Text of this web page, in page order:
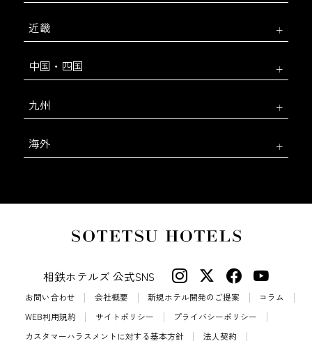
近畿
中国・四国
九州
海外
相鉄ホテルズ 公式SNS
お問い合わせ 会社概要 新規ホテル開発のご提案
コラム
WEB利用規約
サイトポリシー
プライバシーポリシー
カスタマーハラスメントに対する基本方針
法人契約